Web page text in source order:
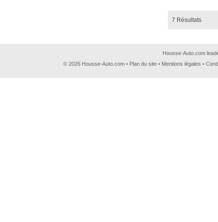
7 Résultats
Housse-Auto.com
© 2026 Housse-Auto.com • Plan du site • Mentions légales •